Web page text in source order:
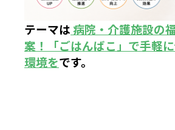
テーマは 病院・介護施設の
案！「ごはんばこ」で手軽
環境をです。